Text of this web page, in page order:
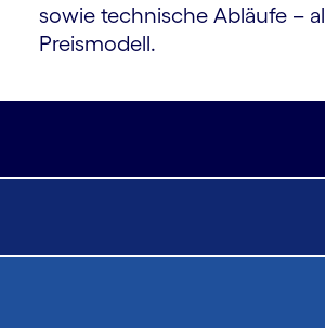
sowie technische Abläufe –
Preismodell.